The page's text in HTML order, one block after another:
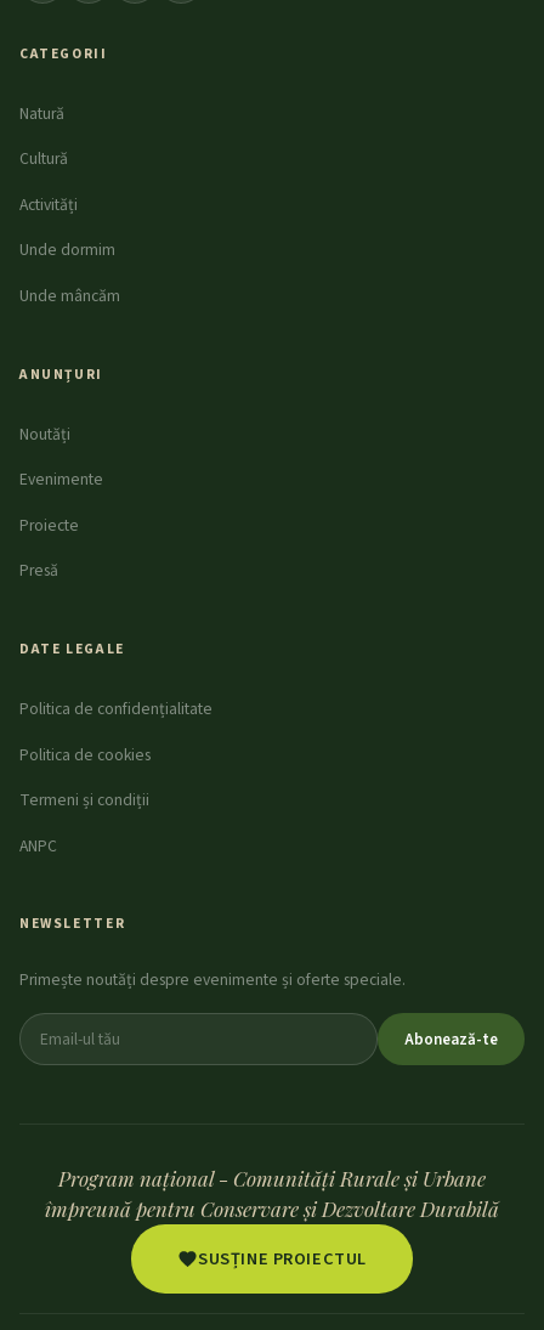
CATEGORII
Natură
Cultură
Activități
Unde dormim
Unde mâncăm
ANUNȚURI
Noutăți
Evenimente
Proiecte
Presă
DATE LEGALE
Politica de confidențialitate
Politica de cookies
Termeni și condiții
ANPC
NEWSLETTER
Primește noutăți despre evenimente și oferte speciale.
Abonează-te
Program național - Comunități Rurale și Urbane
împreună pentru Conservare și Dezvoltare Durabilă
SUSȚINE PROIECTUL